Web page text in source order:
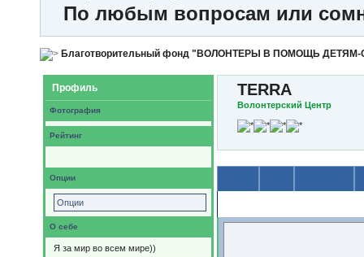
По любым вопросам или
Благотворительный фонд "ВОЛОНТЕРЫ В ПОМОЩЬ
Профиль
Фотография
Рейтинг
Опции
Опции
О себе
Я за мир во всем мире))
TERRA
Волонтерский Центр